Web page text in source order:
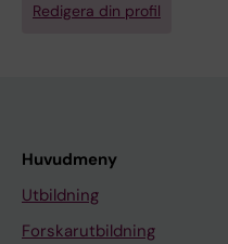
Redigera din profil
Huvudmeny
Utbildning
Forskarutbildning